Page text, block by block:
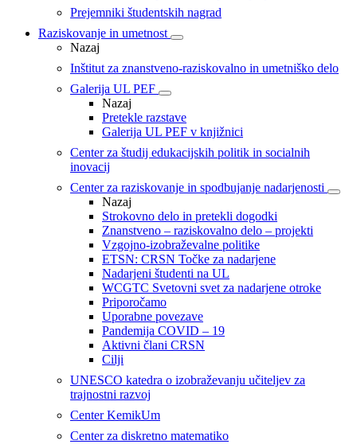
Prejemniki študentskih nagrad
Raziskovanje in umetnost
Nazaj
Inštitut za znanstveno-raziskovalno in umetniško delo
Galerija UL PEF
Nazaj
Pretekle razstave
Galerija UL PEF v knjižnici
Center za študij edukacijskih politik in socialnih
inovacij
Center za raziskovanje in spodbujanje nadarjenosti
Nazaj
Strokovno delo in pretekli dogodki
Znanstveno – raziskovalno delo – projekti
Vzgojno-izobraževalne politike
ETSN: CRSN Točke za nadarjene
Nadarjeni študenti na UL
WCGTC Svetovni svet za nadarjene otroke
Priporočamo
Uporabne povezave
Pandemija COVID – 19
Aktivni člani CRSN
Cilji
UNESCO katedra o izobraževanju učiteljev za
trajnostni razvoj
Center KemikUm
Center za diskretno matematiko